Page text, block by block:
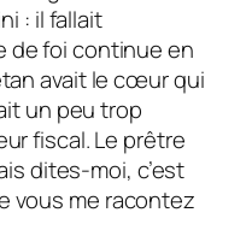
: il fallait
de foi continue en
avait le cœur qui
un peu trop
fiscal. Le prêtre
dites-moi, c’est
vous me racontez